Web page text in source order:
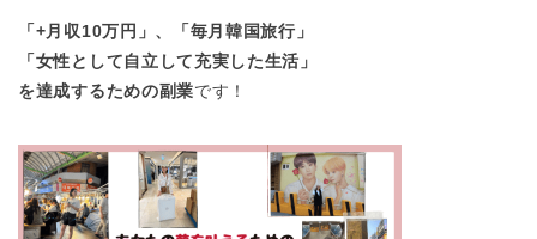
「+月収10万円」、「毎月韓国旅行」
「女性として自立して充実した生活」
を達成するための副業です！